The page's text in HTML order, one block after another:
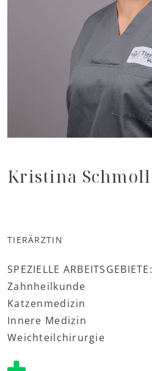
Kristina Schmoll
TIERÄRZTIN
SPEZIELLE ARBEITSGEBIETE:
Zahnheilkunde
Katzenmedizin
Innere Medizin
Weichteilchirurgie